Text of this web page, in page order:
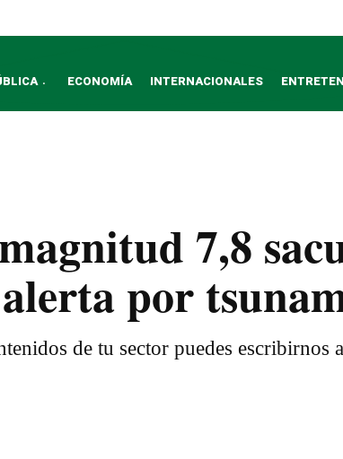
ECONOMÍA INTERNACIONALES
7,8
por
de tu sector puedes escribirnos a